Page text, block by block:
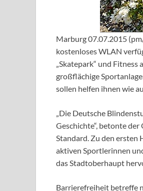
Marburg 07.07.2015
kostenloses WLAN
„Skatepark“ und
großflächige
sollen helfen ihnen wie
„Die Deutsche
Geschichte“, betonte
Standard. Zu den ersten
aktiven Sportlerinnen
das Stadtoberhaupt
Barrierefreiheit betreffe